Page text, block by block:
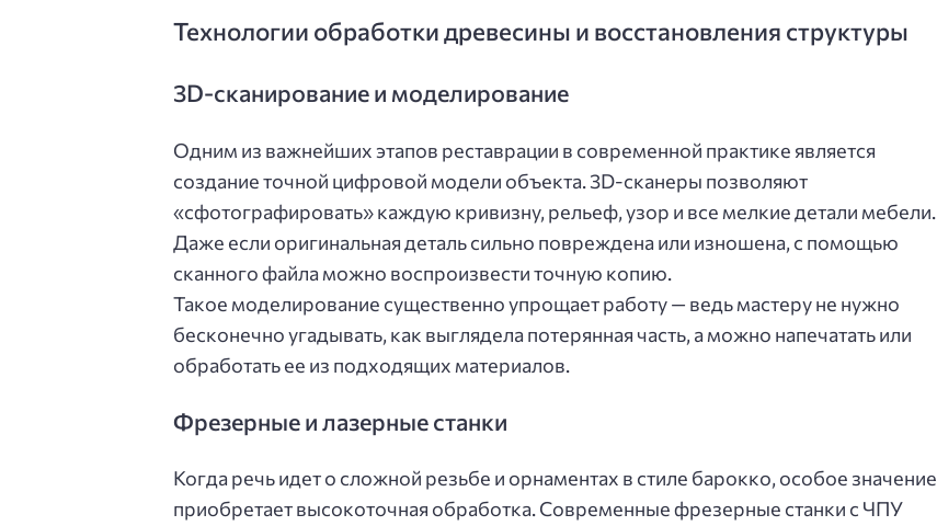
Технологии обработки древесины и восстановления структуры
3D-сканирование и моделирование
Одним из важнейших этапов реставрации в современной практике является
создание точной цифровой модели объекта. 3D-сканеры позволяют
«сфотографировать» каждую кривизну, рельеф, узор и все мелкие детали мебели.
Даже если оригинальная деталь сильно повреждена или изношена, с помощью
сканного файла можно воспроизвести точную копию.
Такое моделирование существенно упрощает работу — ведь мастеру не нужно
бесконечно угадывать, как выглядела потерянная часть, а можно напечатать или
обработать ее из подходящих материалов.
Фрезерные и лазерные станки
Когда речь идет о сложной резьбе и орнаментах в стиле барокко, особое значение
приобретает высокоточная обработка. Современные фрезерные станки с ЧПУ